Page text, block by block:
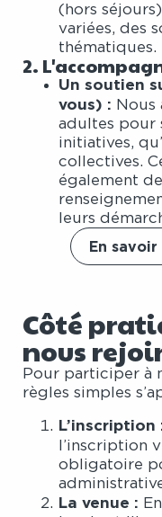
(hors
variées, des
thématiques.
2.
Un soutien
vous) : Nous
adultes pour
initiatives,
collectives.
également
leurs
En savoir
Côté
nous
Pour participer à
règles simples
L’inscription
l’inscription
obligatoire
La venue :